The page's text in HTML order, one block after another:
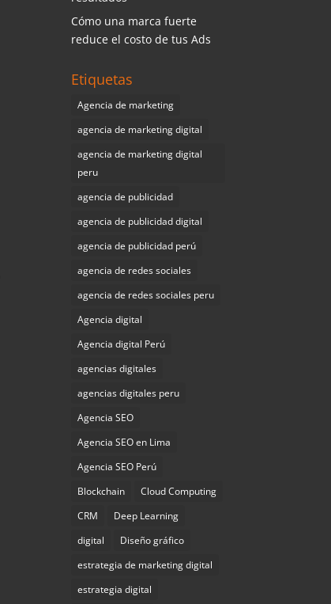
Cómo una marca fuerte
reduce el costo de tus Ads
Etiquetas
Agencia de marketing
agencia de marketing digital
agencia de marketing digital
peru
agencia de publicidad
agencia de publicidad digital
agencia de publicidad perú
agencia de redes sociales
agencia de redes sociales peru
Agencia digital
Agencia digital Perú
agencias digitales
agencias digitales peru
Agencia SEO
Agencia SEO en Lima
Agencia SEO Perú
Blockchain
Cloud Computing
CRM
Deep Learning
digital
Diseño gráfico
estrategia de marketing digital
estrategia digital